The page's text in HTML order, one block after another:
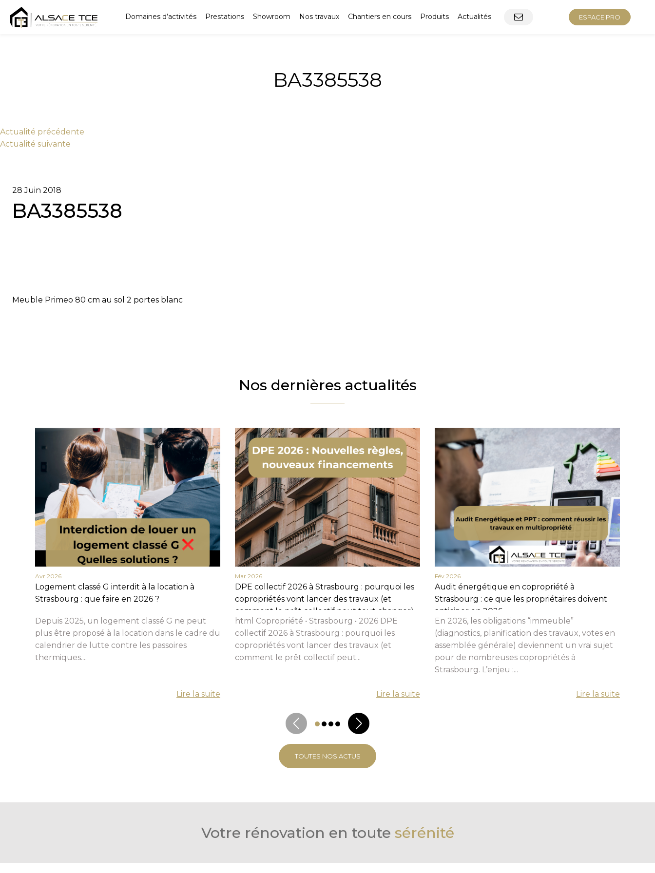
Domaines d’activités Prestations Showroom Nos travaux Chantiers en cours Produits Actualités ESPACE PRO
BA3385538
Actualité précédente
Actualité suivante
28 Juin 2018
BA3385538
Meuble Primeo 80 cm au sol 2 portes blanc
Nos dernières actualités
Avr 2026
Logement classé G interdit à la location à
Strasbourg : que faire en 2026 ?
Depuis 2025, un logement classé G ne peut
plus être proposé à la location dans le cadre du
calendrier de lutte contre les passoires
thermiques....
Lire la suite
Mar 2026
DPE collectif 2026 à Strasbourg : pourquoi les
copropriétés vont lancer des travaux (et
comment le prêt collectif peut tout changer)
html Copropriété • Strasbourg • 2026 DPE
collectif 2026 à Strasbourg : pourquoi les
copropriétés vont lancer des travaux (et
comment le prêt collectif peut...
Lire la suite
Fév 2026
Audit énergétique en copropriété à
Strasbourg : ce que les propriétaires doivent
anticiper en 2026
En 2026, les obligations “immeuble”
(diagnostics, planification des travaux, votes en
assemblée générale) deviennent un vrai sujet
pour de nombreuses copropriétés à
Strasbourg. L’enjeu :...
Lire la suite
TOUTES NOS ACTUS
Votre rénovation en toute sérénité
Nom
Prénom
Téléphone
Email
Message
Vérification